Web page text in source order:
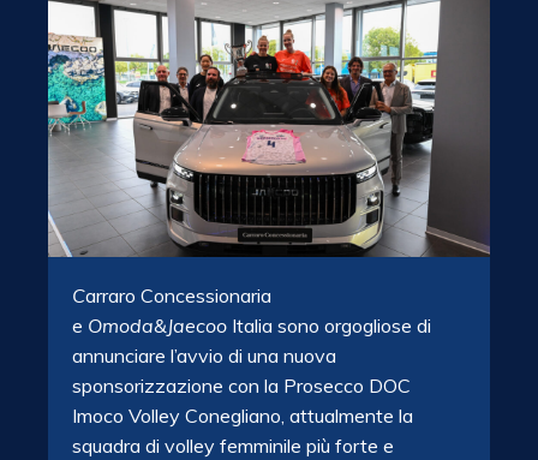
Carraro Concessionaria
e Omoda&Jaecoo Italia sono orgogliose di
annunciare l’avvio di una nuova
sponsorizzazione con la Prosecco DOC
Imoco Volley Conegliano, attualmente la
squadra di volley femminile più forte e